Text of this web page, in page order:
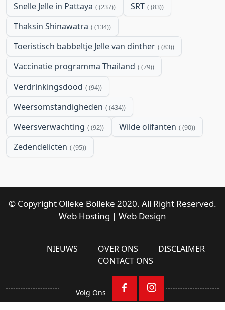
Snelle Jelle in Pattaya (237) SRT (83)
Thaksin Shinawatra (134)
Toeristisch babbeltje Jelle van dinther (83)
Vaccinatie programma Thailand (79)
Verdrinkingsdood (94)
Weersomstandigheden (434)
Weersverwachting (92) Wilde olifanten (90)
Zedendelicten (95)
© Copyright Olleke Bolleke 2020. All Right Reserved.
Web Hosting | Web Design
NIEUWS OVER ONS
DISCLAIMER
CONTACT ONS
Volg Ons